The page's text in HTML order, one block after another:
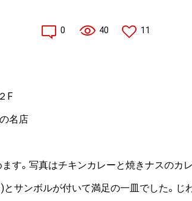
0 40 11
F
名店
す。写真はチキンカレーと焼きナスのカ
サンボルが付いて満足の一皿でした。じ